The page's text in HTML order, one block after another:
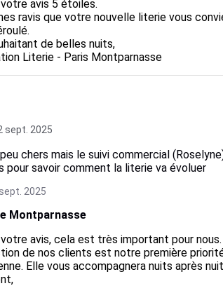
avis 5 étoiles.
ravis que votre nouvelle literie vous
de belles nuits,
Literie - Paris Montparnasse
sept. 2025
chers mais le suivi commercial
pour savoir comment la literie va évoluer
2025
Montparnasse
avis, cela est très important pour nous.
de nos clients est notre première
Elle vous accompagnera nuits après